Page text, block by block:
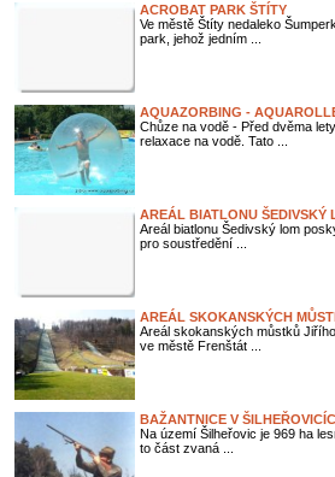
ACROBAT PARK ŠTÍTY
Ve městě Štíty nedaleko
park, jehož jedním ...
AQUAZORBING -
Chůze na vodě - Před dvěma
relaxace na vodě. Tato ...
AREÁL BIATLONU ŠEDIVSKÝ
Areál biatlonu Šedivský lom
pro soustředění ...
AREÁL SKOKANSKÝCH
Areál skokanských můstků
ve městě Frenštát ...
BAŽANTNICE V
Na území Šilheřovic je 969 ha
to část zvaná ...